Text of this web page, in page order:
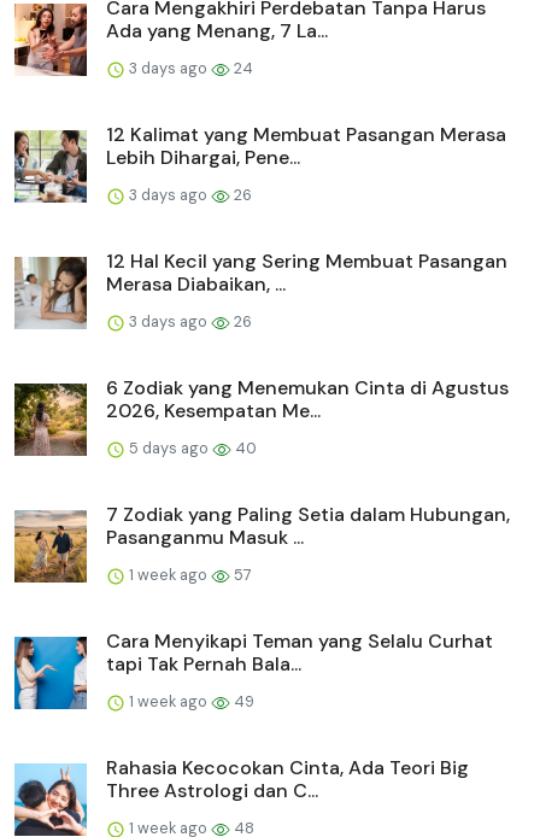
Cara Mengakhiri Perdebatan Tanpa Harus
Ada yang Menang, 7 La...
3 days ago 24
12 Kalimat yang Membuat Pasangan Merasa
Lebih Dihargai, Pene...
3 days ago 26
12 Hal Kecil yang Sering Membuat Pasangan
Merasa Diabaikan, ...
3 days ago 26
6 Zodiak yang Menemukan Cinta di Agustus
2026, Kesempatan Me...
5 days ago 40
7 Zodiak yang Paling Setia dalam Hubungan,
Pasanganmu Masuk ...
1 week ago 57
Cara Menyikapi Teman yang Selalu Curhat
tapi Tak Pernah Bala...
1 week ago 49
Rahasia Kecocokan Cinta, Ada Teori Big
Three Astrologi dan C...
1 week ago 48